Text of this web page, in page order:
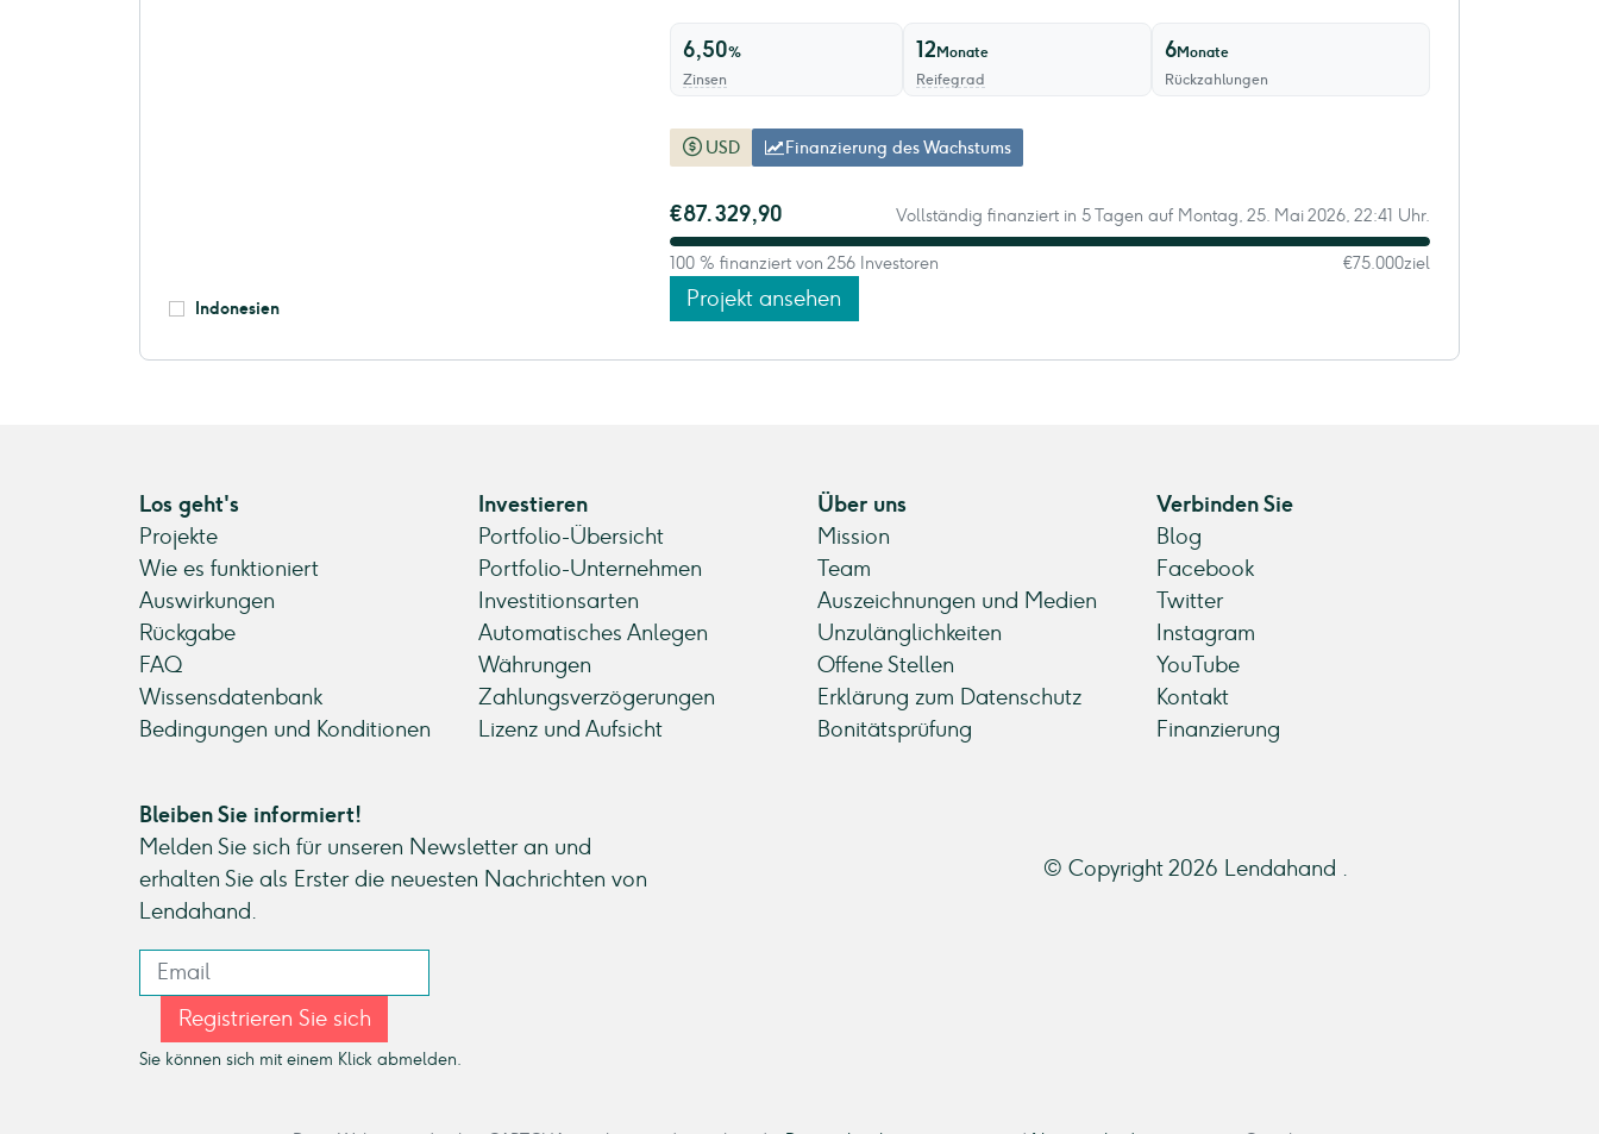
Indonesien
6,50%
Zinsen
12 Monate
Reifegrad
6Monate
Rückzahlungen
USD Finanzierung des Wachstums
€87.329,90 Vollständig finanziert in 5 Tagen auf Montag, 25. Mai 2026, 22:41 Uhr.
100 % finanziert von 256 Investoren €75.000ziel
Projekt ansehen
Los geht's
Projekte
Wie es funktioniert
Auswirkungen
Rückgabe
FAQ
Wissensdatenbank
Bedingungen und Konditionen
Investieren
Portfolio-Übersicht
Portfolio-Unternehmen
Investitionsarten
Automatisches Anlegen
Währungen
Zahlungsverzögerungen
Lizenz und Aufsicht
Über uns
Mission
Team
Auszeichnungen und Medien
Unzulänglichkeiten
Offene Stellen
Erklärung zum Datenschutz
Bonitätsprüfung
Verbinden Sie
Blog
Facebook
Twitter
Instagram
YouTube
Kontakt
Finanzierung
Bleiben Sie informiert!
Melden Sie sich für unseren Newsletter an und
erhalten Sie als Erster die neuesten Nachrichten von
Lendahand.
Registrieren Sie sich
Sie können sich mit einem Klick abmelden.
© Copyright 2026 Lendahand .